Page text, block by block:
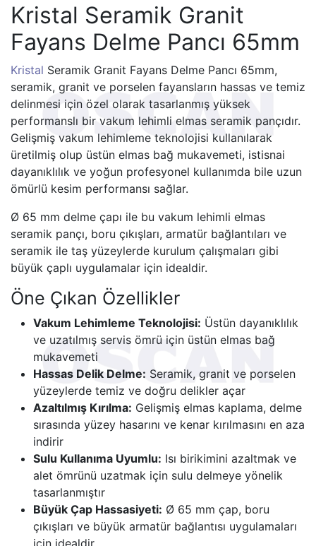
Kristal Seramik Granit
Fayans Delme Pancı 65mm
Kristal Seramik Granit Fayans Delme Pancı 65mm,
seramik, granit ve porselen fayansların hassas ve temiz
delinmesi için özel olarak tasarlanmış yüksek
performanslı bir vakum lehimli elmas seramik pançıdır.
Gelişmiş vakum lehimleme teknolojisi kullanılarak
üretilmiş olup üstün elmas bağ mukavemeti, istisnai
dayanıklılık ve yoğun profesyonel kullanımda bile uzun
ömürlü kesim performansı sağlar.
Ø 65 mm delme çapı ile bu vakum lehimli elmas
seramik pançı, boru çıkışları, armatür bağlantıları ve
seramik ile taş yüzeylerde kurulum çalışmaları gibi
büyük çaplı uygulamalar için idealdir.
Öne Çıkan Özellikler
Vakum Lehimleme Teknolojisi: Üstün dayanıklılık
ve uzatılmış servis ömrü için üstün elmas bağ
mukavemeti
Hassas Delik Delme: Seramik, granit ve porselen
yüzeylerde temiz ve doğru delikler açar
Azaltılmış Kırılma: Gelişmiş elmas kaplama, delme
sırasında yüzey hasarını ve kenar kırılmasını en aza
indirir
Sulu Kullanıma Uyumlu: Isı birikimini azaltmak ve
alet ömrünü uzatmak için sulu delmeye yönelik
tasarlanmıştır
Büyük Çap Hassasiyeti: Ø 65 mm çap, boru
çıkışları ve büyük armatür bağlantısı uygulamaları
için idealdir